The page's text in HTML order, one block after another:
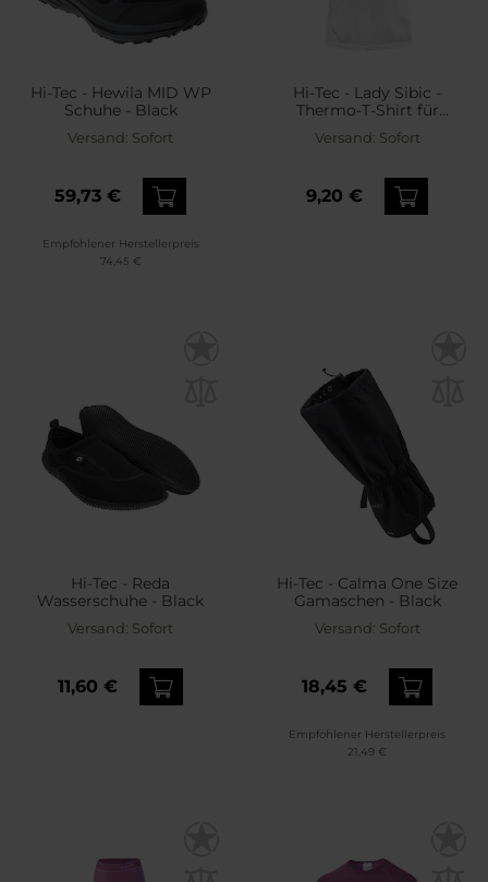
Hi-Tec - Hewila MID WP
Schuhe - Black
Versand: Sofort
59,73 €
Empfohlener Herstellerpreis
74,45 €
Hi-Tec - Lady Sibic -
Thermo-T-Shirt für
Damen - White
Versand: Sofort
9,20 €
Hi-Tec - Reda
Wasserschuhe - Black
Versand: Sofort
11,60 €
Hi-Tec - Calma One Size
Gamaschen - Black
Versand: Sofort
18,45 €
Empfohlener Herstellerpreis
21,49 €